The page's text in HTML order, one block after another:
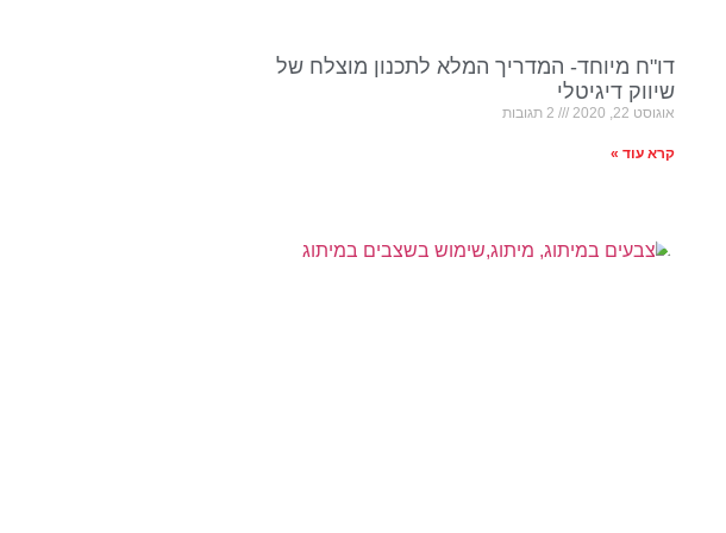
דו"ח מיוחד- המדריך המלא לתכנון מוצלח של
שיווק דיגיטלי
אוגוסט 22, 2020 2 תגובות
קרא עוד »